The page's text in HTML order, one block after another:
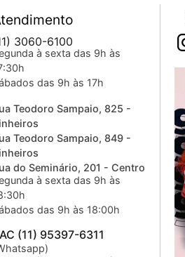
3060-6100
à sexta das 9h às
das 9h às 17h
Teodoro Sampaio, 825 -
Teodoro Sampaio, 849 -
do Seminário, 201 - Centro
à sexta das 9h às
das 9h às 18:00h
(11) 95397-6311